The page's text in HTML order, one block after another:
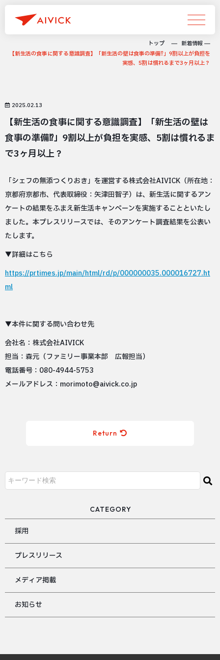
トップ
新着情報
【新生活の食事に関する意識調査】「新生活の壁は食事の準備⁉︎」9割以上が負担を
実感、5割は慣れるまで3ヶ月以上？
2025.02.13
【新生活の食事に関する意識調査】「新生活の壁は
食事の準備⁉︎」9割以上が負担を実感、5割は慣れるま
で3ヶ月以上？
「シェフの無添つくりおき」を運営する株式会社AIVICK（所在地：
京都府京都市、代表取締役：矢津田智子）は、新生活に関するアン
ケートの結果をふまえ新生活キャンペーンを実施することといたし
ました。本プレスリリースでは、そのアンケート調査結果を公表い
たします。
▼詳細はこちら
https://prtimes.jp/main/html/rd/p/000000035.000016727.ht
ml
▼本件に関する問い合わせ先
会社名：株式会社AIVICK
担当：森元（ファミリー事業本部 広報担当）
電話番号：080-4944-5753
メールアドレス：morimoto@aivick.co.jp
Return
CATEGORY
採用
プレスリリース
メディア掲載
お知らせ